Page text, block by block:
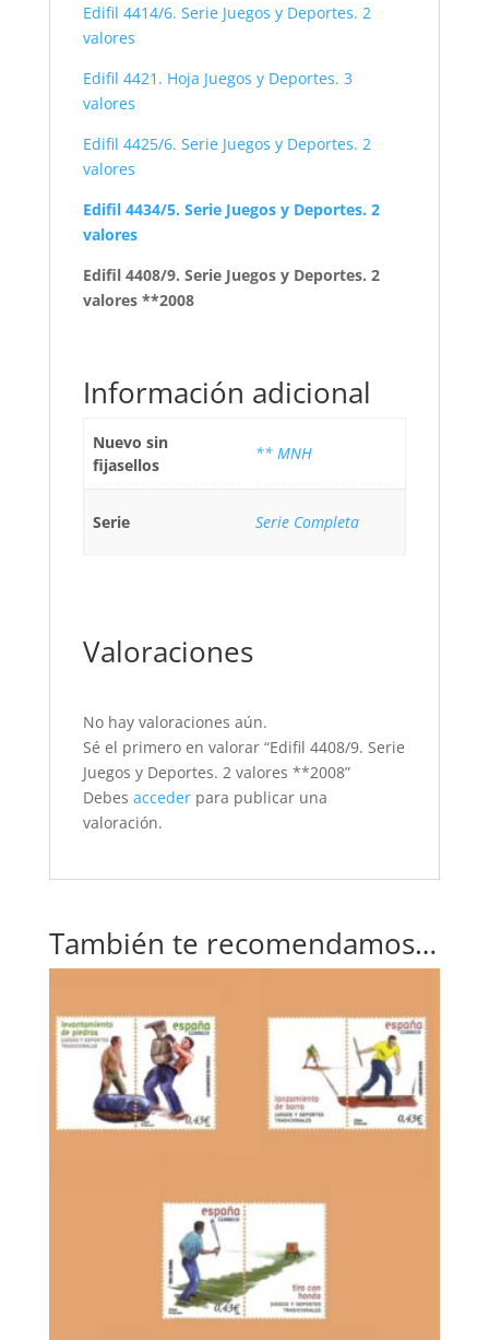
Edifil 4414/6. Serie Juegos y Deportes. 2
valores
Edifil 4421. Hoja Juegos y Deportes. 3
valores
Edifil 4425/6. Serie Juegos y Deportes. 2
valores
Edifil 4434/5. Serie Juegos y Deportes. 2
valores
Edifil 4408/9. Serie Juegos y Deportes. 2
valores **2008
Información adicional
Nuevo sin
fijasellos
** MNH
Serie Serie Completa
Valoraciones
No hay valoraciones aún.
Sé el primero en valorar “Edifil 4408/9. Serie
Juegos y Deportes. 2 valores **2008”
Debes accederpara publicar una
valoración.
También te recomendamos…